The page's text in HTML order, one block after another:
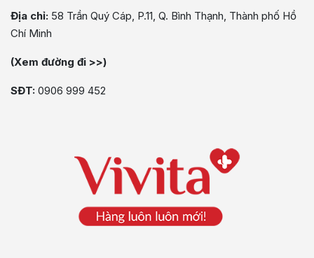
Địa chỉ: 58 Trần Quý Cáp, P.11, Q. Bình Thạnh, Thành phố Hồ
Chí Minh
(Xem đường đi >>)
SĐT: 0906 999 452